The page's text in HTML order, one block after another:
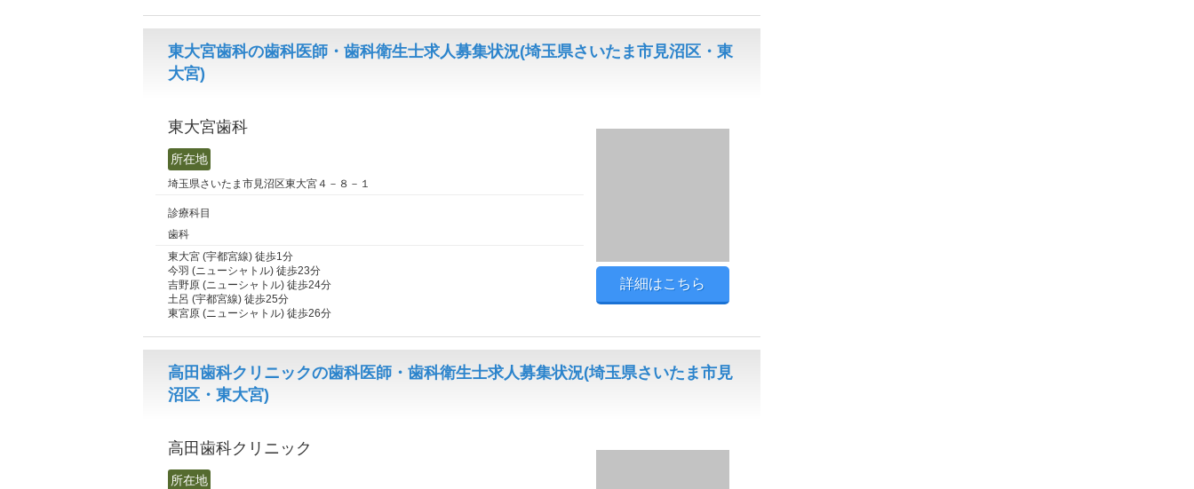
東大宮歯科の歯科医師・歯科衛生士求人募集状況(埼玉県さいたま市見沼区・東
大宮)
東大宮歯科
詳細はこちら
所在地
埼玉県さいたま市見沼区東大宮４－８－１
診療科目
歯科
東大宮 (宇都宮線) 徒歩1分
今羽 (ニューシャトル) 徒歩23分
吉野原 (ニューシャトル) 徒歩24分
土呂 (宇都宮線) 徒歩25分
東宮原 (ニューシャトル) 徒歩26分
高田歯科クリニックの歯科医師・歯科衛生士求人募集状況(埼玉県さいたま市見
沼区・東大宮)
高田歯科クリニック
所在地